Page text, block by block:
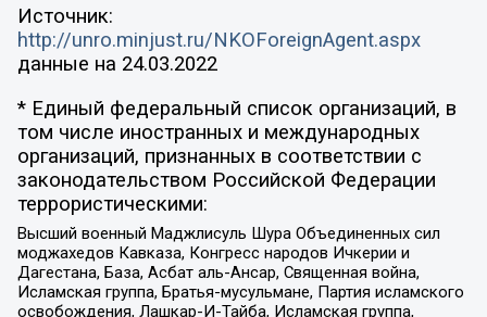
Источник:
http://unro.minjust.ru/NKOForeignAgent.aspx
данные на 24.03.2022
* Единый федеральный список организаций, в
том числе иностранных и международных
организаций, признанных в соответствии с
законодательством Российской Федерации
террористическими:
Высший военный Маджлисуль Шура Объединенных сил
моджахедов Кавказа, Конгресс народов Ичкерии и
Дагестана, База, Асбат аль-Ансар, Священная война,
Исламская группа, Братья-мусульмане, Партия исламского
освобождения, Лашкар-И-Тайба, Исламская группа,